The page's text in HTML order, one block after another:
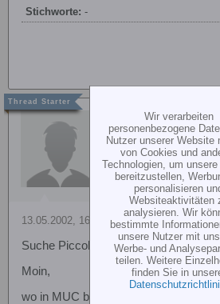
Stichworte: -
13.05.2002, 16:30
Suche Piccolo Piloten in München?
Moin,
wo in MUC bist Du denn zu Hause ?
Wir verarbeiten
personenbezogene
Nutzer unserer Website
von Cookies und
Technologien, um
bereitzustellen,
personalisieren
Websiteaktivitäten
analysieren. Wir
bestimmte
unsere Nutzer mit
Werbe- und
teilen. Weitere
finden Sie in